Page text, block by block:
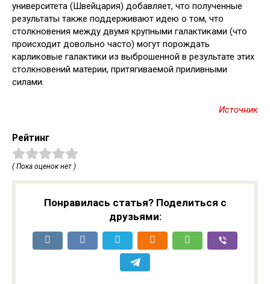
университета (Швейцария) добавляет, что полученные
результаты также поддерживают идею о том, что
столкновения между двумя крупными галактиками (что
происходит довольно часто) могут порождать
карликовые галактики из выброшенной в результате этих
столкновений материи, притягиваемой приливными
силами.
Источник
Рейтинг
( Пока оценок нет )
Понравилась статья? Поделиться с
друзьями: